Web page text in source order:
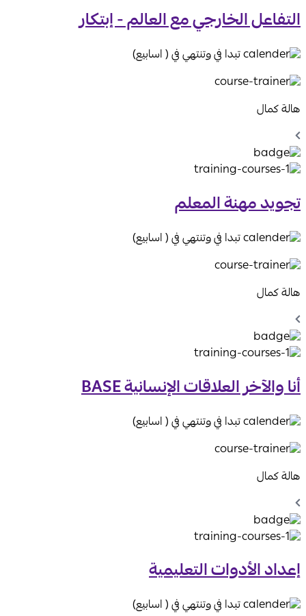
التفاعل الخارجي مع العالم - إبتكار
تبدا في وتنتهي في ( اسابيع)
هالة كمال
Chevron
Left
Icon
تجويد مهنة المعلم
تبدا في وتنتهي في ( اسابيع)
هالة كمال
Chevron
Left
Icon
أنا والآخر العلاقات الإنسانية BASE
تبدا في وتنتهي في ( اسابيع)
هالة كمال
Chevron
Left
Icon
إعداد الأدوات التعليمية
تبدا في وتنتهي في ( اسابيع)